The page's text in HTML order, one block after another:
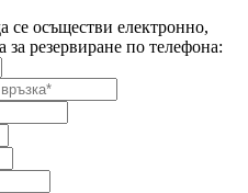
се осъществи електронно,
резервиране по телефона: